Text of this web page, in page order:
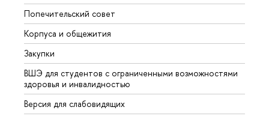
Попечительский совет
Корпуса и общежития
Закупки
ВШЭ для студентов с ограниченными возможностями
здоровья и инвалидностью
Версия для слабовидящих